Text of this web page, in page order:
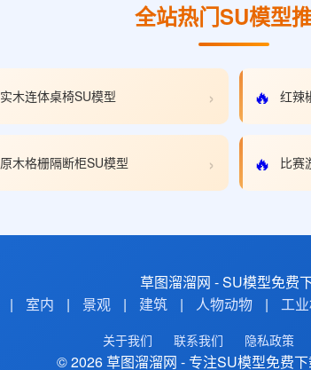
全站热门SU模型
实木连体桌椅SU模型 › 🔥 红辣
原木格栅隔断柜SU模型 › 🔥 比赛
草图溜溜网 - SU模型免费
| 室内 | 景观 | 建筑 | 人物动物 | 工
关于我们 联系我们 隐私政策
© 2026 草图溜溜网 - 专注SU模型免费